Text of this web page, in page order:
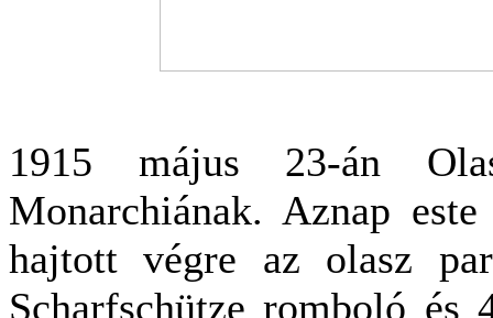
1915 május 23-án
Monarchiának. Aznap
hajtott végre az olasz
Scharfschütze romboló és